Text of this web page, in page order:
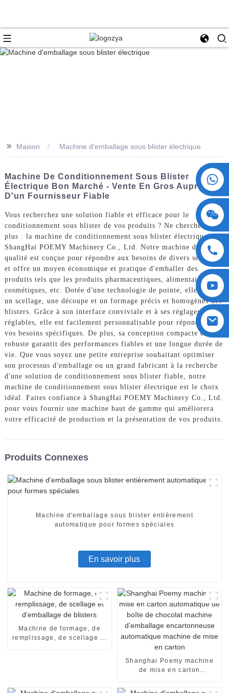
+86 15730993174
>> Maison Machine d'emballage sous blister électrique
Machine De Conditionnement Sous Blister
Électrique Bon Marché - Vente En Gros Auprès
D'un Fournisseur Fiable
Vous recherchez une solution fiable et efficace pour le
conditionnement sous blister de vos produits ? Ne cherchez
plus : la machine de conditionnement sous blister électrique de
ShangHai POEMY Machinery Co., Ltd. Notre machine de haute
qualité est conçue pour répondre aux besoins de divers secteurs
et offre un moyen économique et pratique d'emballer des
produits tels que les produits pharmaceutiques, alimentaires,
cosmétiques, etc. Dotée d'une technologie de pointe, elle permet
un scellage, une découpe et un formage précis et homogènes des
blisters. Grâce à son interface conviviale et à ses réglages
réglables, elle est facilement personnalisable pour répondre à
vos besoins spécifiques. De plus, sa conception compacte et
robuste garantit des performances fiables et une longue durée de
vie. Que vous soyez une petite entreprise souhaitant optimiser
son processus d'emballage ou un grand fabricant à la recherche
d'une solution de conditionnement sous blister fiable, notre
machine de conditionnement sous blister électrique est le choix
idéal. Faites confiance à ShangHai POEMY Machinery Co., Ltd.
pour vous fournir une machine haut de gamme qui améliorera
votre efficacité de production et la présentation de vos produits.
Produits Connexes
Machine d'emballage sous blister entièrement
automatique pour formes spéciales
En savoir plus
Machine de formage, de
remplissage, de scellage et
Shanghai Poemy machine
de mise en carton